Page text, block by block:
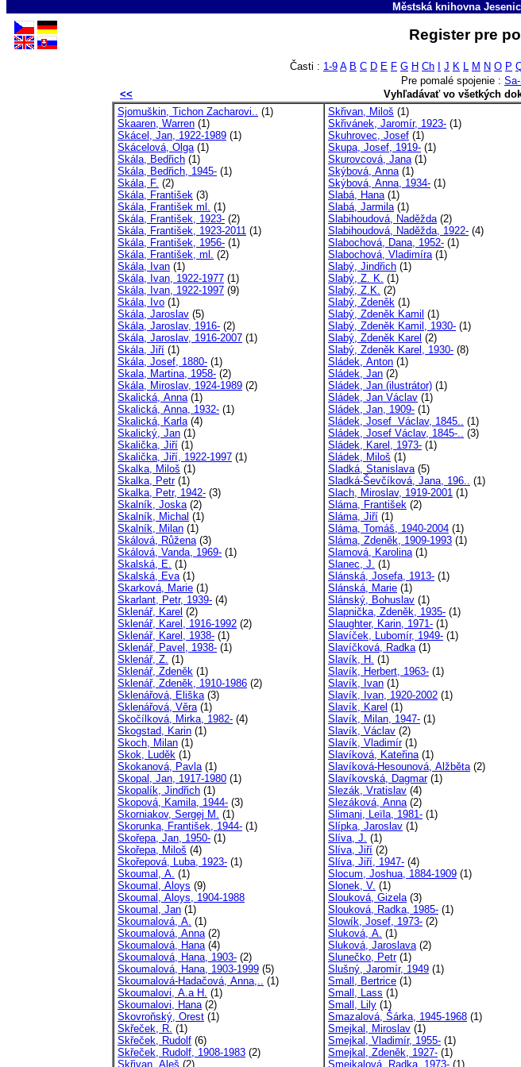
Městská knihovna
Register pre
Časti : 1-9 A B C D E F G H Ch J K L M N O P
Pre pomalé spojenie :
<<
Vyhľadávať vo všetkých
Sjomuškin, Tichon Zacharovi.. (1)
Skaaren, Warren (1)
Skácel, Jan, 1922-1989 (1)
Skácelová, Olga(1)
Skála, Bedřich (1)
Skála, Bedřich, 1945- (1)
Skála, F. (2)
Skála, František (3)
Skála, František ml. (1)
Skála, František, 1923- (2)
Skála, František, 1923-2011 (1)
Skála, František, 1956- (1)
Skála, František, ml. (2)
Skála, Ivan (1)
Skála, Ivan, 1922-1977 (1)
Skála, Ivan, 1922-1997 (9)
Skála, Ivo (1)
Skála, Jaroslav (5)
Skála, Jaroslav, 1916- (2)
Skála, Jaroslav, 1916-2007 (1)
Skála, Jiří (1)
Skála, Josef, 1880- (1)
Skala, Martina, 1958- (2)
Skála, Miroslav, 1924-1989 (2)
Skalická, Anna(1)
Skalická, Anna, 1932- (1)
Skalická, Karla(4)
Skalický, Jan (1)
Skalička, Jiří (1)
Skalička, Jiří, 1922-1997 (1)
Skalka, Miloš (1)
Skalka, Petr(1)
Skalka, Petr, 1942- (3)
Skalník, Joska(2)
Skalník, Michal (1)
Skalník, Milan (1)
Skálová, Růžena(3)
Skálová, Vanda, 1969- (1)
Skalská, E. (1)
Skalská, Eva(1)
Skarková, Marie (1)
Skarlant, Petr, 1939- (4)
Sklenář, Karel (2)
Sklenář, Karel, 1916-1992 (2)
Sklenář, Karel, 1938- (1)
Sklenář, Pavel, 1938- (1)
Sklenář, Z. (1)
Sklenář, Zdeněk (1)
Sklenář, Zdeněk, 1910-1986 (2)
Sklenářová, Eliška(3)
Sklenářová, Věra(1)
Skočílková, Mirka, 1982- (4)
Skogstad, Karin (1)
Skoch, Milan (1)
Skok, Luděk (1)
Skokanová, Pavla(1)
Skopal, Jan, 1917-1980 (1)
Skopalík, Jindřich (1)
Skopová, Kamila, 1944- (3)
Skorniakov, Sergej M. (1)
Skorunka, František, 1944- (1)
Skořepa, Jan, 1950- (1)
Skořepa, Miloš (4)
Skořepová, Luba, 1923- (1)
Skoumal, A. (1)
Skoumal, Aloys (9)
Skoumal, Aloys, 1904-1988
Skoumal, Jan (1)
Skoumalová, A. (1)
Skoumalová, Anna(2)
Skoumalová, Hana(4)
Skoumalová, Hana, 1903- (2)
Skoumalová, Hana, 1903-1999 (5)
Skoumalová-Hadačová, Anna,.. (1)
Skoumalovi, A.a H. (1)
Skoumalovi, Hana(2)
Skovroňský, Orest (1)
Skřeček, R. (1)
Skřeček, Rudolf (6)
Skřeček, Rudolf, 1908-1983 (2)
Skřivan, Aleš (2)
Skřivan, Miloš (1)
Skřivánek, Jaromír, 1923- (1)
Skuhrovec, Josef (1)
Skupa, Josef, 1919- (1)
Skurovcová, Jana(1)
Skýbová, Anna(1)
Skýbová, Anna, 1934- (1)
Slabá, Hana(1)
Slabá, Jarmila(1)
Slabihoudová, Naděžda(2)
Slabihoudová, Naděžda, 1922- (4)
Slabochová, Dana, 1952- (1)
Slabochová, Vladimíra(1)
Slabý, Jindřich (1)
Slabý, Z. K. (1)
Slabý, Z.K. (2)
Slabý, Zdeněk (1)
Slabý, Zdeněk Kamil (1)
Slabý, Zdeněk Kamil, 1930- (1)
Slabý, Zdeněk Karel (2)
Slabý, Zdeněk Karel, 1930- (8)
Sládek, Anton (1)
Sládek, Jan (2)
Sládek, Jan (ilustrátor) (1)
Sládek, Jan Václav (1)
Sládek, Jan, 1909- (1)
Sládek, Josef Václav, 1845.. (1)
Sládek, Josef Václav, 1845-.. (3)
Sládek, Karel, 1973- (1)
Sládek, Miloš (1)
Sladká, Stanislava(5)
Sladká-Ševčíková, Jana, 196.. (1)
Slach, Miroslav, 1919-2001 (1)
Sláma, František (2)
Sláma, Jiří (1)
Sláma, Tomáš, 1940-2004 (1)
Sláma, Zdeněk, 1909-1993 (1)
Slamová, Karolina(1)
Slanec, J. (1)
Slánská, Josefa, 1913- (1)
Slánská, Marie (1)
Slánský, Bohuslav (1)
Slapnička, Zdeněk, 1935- (1)
Slaughter, Karin, 1971- (1)
Slavíček, Lubomír, 1949- (1)
Slavíčková, Radka(1)
Slavík, H. (1)
Slavík, Herbert, 1963- (1)
Slavík, Ivan (1)
Slavík, Ivan, 1920-2002 (1)
Slavík, Karel (1)
Slavík, Milan, 1947- (1)
Slavík, Václav (2)
Slavík, Vladimír(1)
Slavíková, Kateřina(1)
Slavíková-Hesounová, Alžběta(2)
Slavíkovská, Dagmar(1)
Slezák, Vratislav (4)
Slezáková, Anna(2)
Slimani, Leïla, 1981- (1)
Slípka, Jaroslav (1)
Slíva, J. (1)
Slíva, Jiří (2)
Slíva, Jiří, 1947- (4)
Slocum, Joshua, 1884-1909 (1)
Slonek, V. (1)
Slouková, Gizela(3)
Slouková, Radka, 1985- (1)
Slowík, Josef, 1973- (2)
Sluková, A. (1)
Sluková, Jaroslava(2)
Slunečko, Petr(1)
Slušný, Jaromír, 1949 (1)
Small, Bertrice (1)
Small, Lass (1)
Small, Lily (1)
Smazalová, Šárka, 1945-1968 (1)
Smejkal, Miroslav (1)
Smejkal, Vladimír, 1955- (1)
Smejkal, Zdeněk, 1927- (1)
Smejkalová, Radka, 1973- (1)